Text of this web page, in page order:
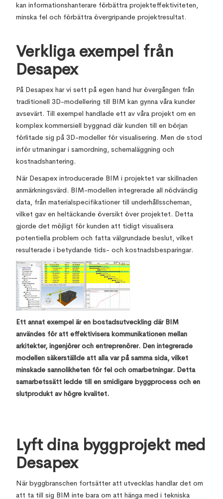
kan informationshanterare förbättra projekteffektiviteten,
minska fel och förbättra övergripande projektresultat.
Verkliga exempel från
Desapex
På Desapex har vi sett på egen hand hur övergången från
traditionell 3D-modellering till BIM kan gynna våra kunder
avsevärt. Till exempel handlade ett av våra projekt om en
komplex kommersiell byggnad där kunden till en början
förlitade sig på 3D-modeller för visualisering. Men de stod
inför utmaningar i samordning, schemaläggning och
kostnadshantering.
När Desapex introducerade BIM i projektet var skillnaden
anmärkningsvärd. BIM-modellen integrerade all nödvändig
data, från materialspecifikationer till underhållsscheman,
vilket gav en heltäckande översikt över projektet. Detta
gjorde det möjligt för kunden att tidigt visualisera
potentiella problem och fatta välgrundade beslut, vilket
resulterade i betydande tids- och kostnadsbesparingar.
Ett annat exempel är en bostadsutveckling där BIM
användes för att effektivisera kommunikationen mellan
arkitekter, ingenjörer och entreprenörer. Den integrerade
modellen säkerställde att alla var på samma sida, vilket
minskade sannolikheten för fel och omarbetningar. Detta
samarbetssätt ledde till en smidigare byggprocess och en
slutprodukt av högre kvalitet.
Lyft dina byggprojekt med
Desapex
När byggbranschen fortsätter att utvecklas handlar det om
att ta till sig BIM inte bara om att hänga med i tekniska